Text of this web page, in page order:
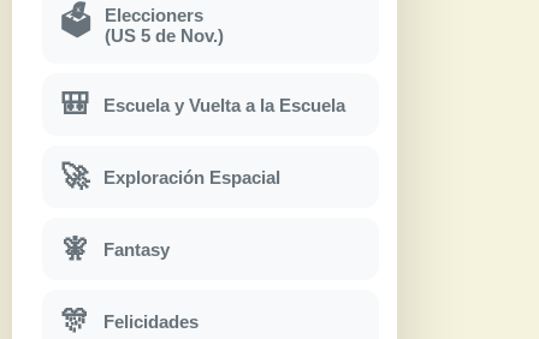
🗳
Eleccioners
(US 5 de Nov.)
🎒 Escuela y Vuelta a la Escuela
🚀 Exploración Espacial
🧚 Fantasy
🎊 Felicidades